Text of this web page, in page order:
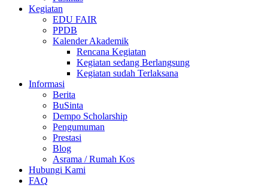
Kegiatan
EDU FAIR
PPDB
Kalender Akademik
Rencana Kegiatan
Kegiatan sedang Berlangsung
Kegiatan sudah Terlaksana
Informasi
Berita
BuSinta
Dempo Scholarship
Pengumuman
Prestasi
Blog
Asrama / Rumah Kos
Hubungi Kami
FAQ